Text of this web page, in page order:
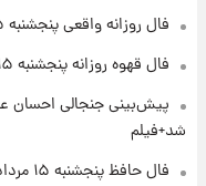
۲۲ ساعت پیش
فال روزانه واقعی پنجشنبه ۱۵ مرداد ۱۴۰۵
فال قهوه روزانه پنجشنبه ۱۵ مرداد ماه ۱۴۰۵
پیش‌بینی جنجالی احسان
شد+فیلم
فال حافظ پنجشنبه ۱۵ مرداد ماه ۱۴۰۵